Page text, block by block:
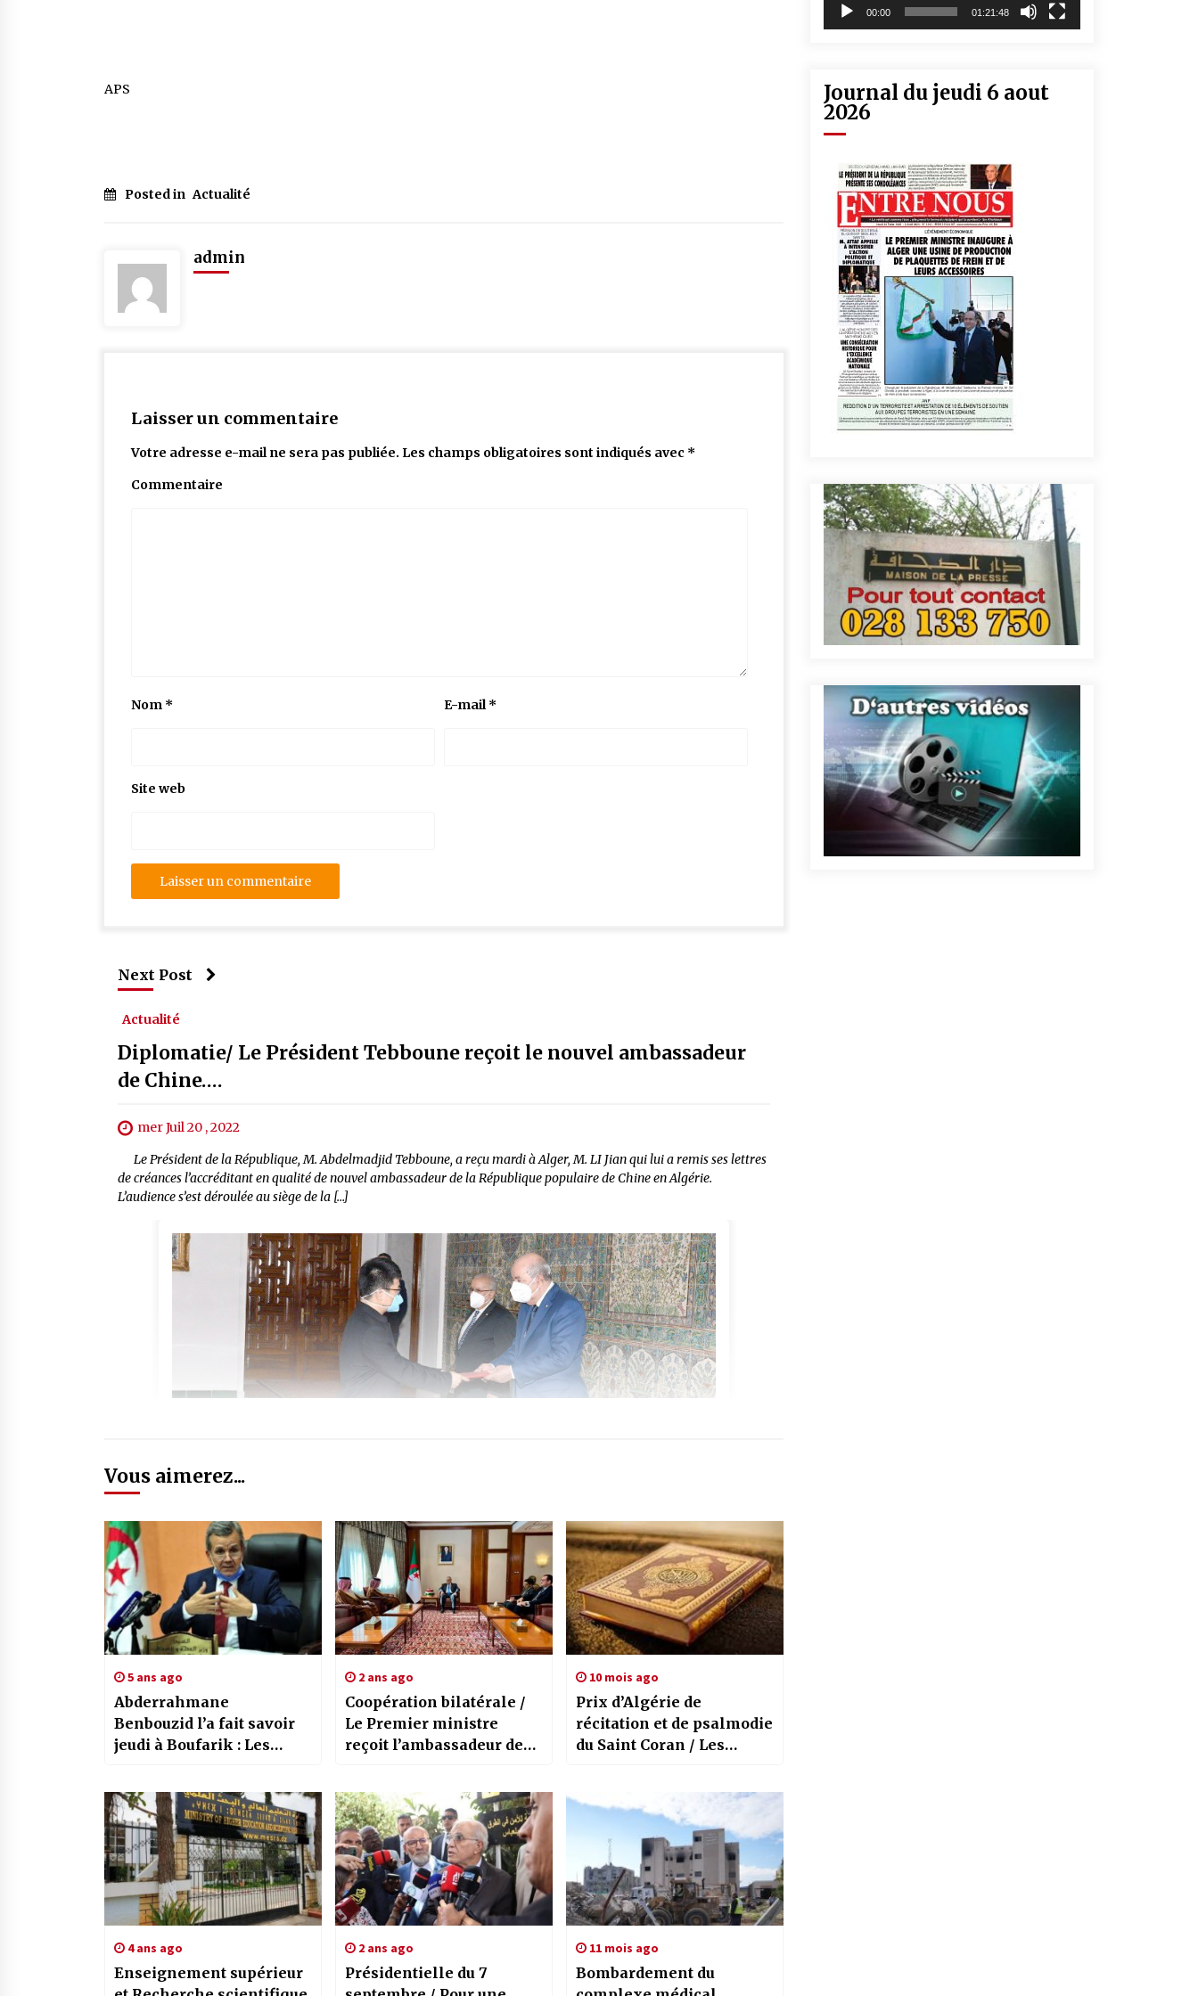
APS
Posted in Actualité
admin
Laisser un commentaire
Votre adresse e-mail ne sera pas publiée. Les champs obligatoires sont indiqués avec *
Commentaire
Nom * E-mail*
Site web
Next Post
Actualité
Diplomatie/ Le Président Tebboune reçoit le nouvel ambassadeur
de Chine….
mer Juil 20 , 2022
Le Président de la République, M. Abdelmadjid Tebboune, a reçu mardi à Alger, M. LI Jian qui lui a remis ses lettres
de créances l’accréditant en qualité de nouvel ambassadeur de la République populaire de Chine en Algérie.
L’audience s’est déroulée au siège de la […]
Vous aimerez...
5 ans ago
Abderrahmane
Benbouzid l’a fait savoir
jeudi à Boufarik : Les
pays pour les Algériens
et les étrangers «
soumises à des mesures
strictes »
2 ans ago
Coopération bilatérale /
Le Premier ministre
reçoit l’ambassadeur de
10 mois ago
Prix d’Algérie de
récitation et de psalmodie
du Saint Coran / Les
concours prévues du 20
au 31 octobre
4 ans ago
Enseignement supérieur
2 ans ago
Présidentielle du 7
11 mois ago
Bombardement du
00:00 01:21:48
Journal du jeudi 6 aout
2026